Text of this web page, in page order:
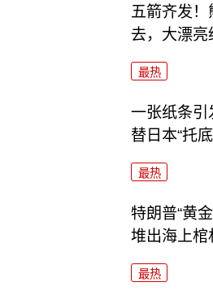
五箭齐发
去，大漂亮
最热
一张纸条引
替日本“托底
最热
特朗普“黄
堆出海上棺
最热